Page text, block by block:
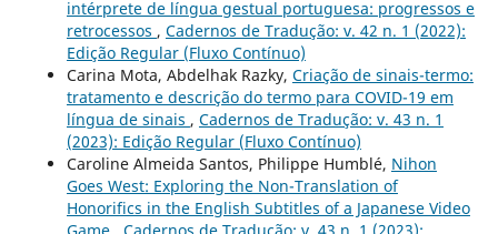
intérprete de língua gestual portuguesa: progressos e
retrocessos , Cadernos de Tradução: v. 42 n. 1 (2022):
Edição Regular (Fluxo Contínuo)
Carina Mota, Abdelhak Razky, Criação de sinais-termo:
tratamento e descrição do termo para COVID-19 em
língua de sinais , Cadernos de Tradução: v. 43 n. 1
(2023): Edição Regular (Fluxo Contínuo)
Caroline Almeida Santos, Philippe Humblé, Nihon
Goes West: Exploring the Non-Translation of
Honorifics in the English Subtitles of a Japanese Video